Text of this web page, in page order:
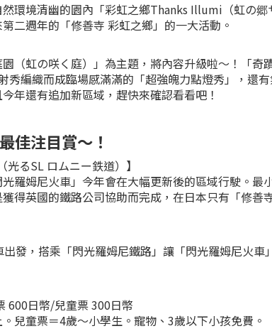
環境清幽的園內「彩虹之鄉Thanks Illumi（虹の郷
二週年的「修善寺 彩虹之鄉」的一大活動。
（虹の咲く庭）」為主題，將內容升級啦～！「奇
秀編織而成臨場感滿滿的「超強魄力點燈秀」，還
年還有追加新區域，趕快來確認看看吧！
佳注目賞～！
光るSL ロムニー鉄道）】
羅姆尼火車」今年會在大幅更新後的區域行駛。最
得英國的鐵路公司協助而完成，在日本只有「修善
發，搭乘「閃光羅姆尼鐵路」讓「閃光羅姆尼火車
600日幣/兒童票 300日幣
兒童票＝4歲～小學生。寵物、3歲以下小孩免費。